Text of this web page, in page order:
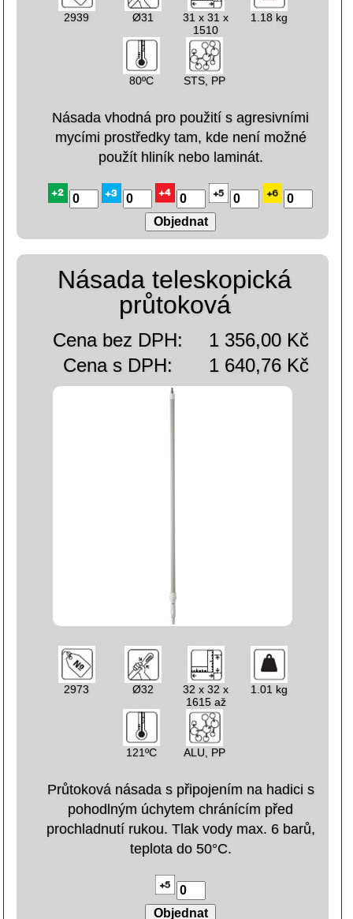
2939 Ø31
31 x 31 x
1510
1.18 kg
80ºC STS, PP
Násada vhodná pro použití s agresivními
mycími prostředky tam, kde není možné
použít hliník nebo laminát.
Násada teleskopická
průtoková
Cena bez DPH:
1 356,00 Kč
Cena s DPH:
1 640,76 Kč
2973 Ø32
32 x 32 x
1615 až
2780
1.01 kg
121ºC ALU, PP
Průtoková násada s připojením na hadici s
pohodlným úchytem chránícím před
prochladnutí rukou. Tlak vody max. 6 barů,
teplota do 50°C.